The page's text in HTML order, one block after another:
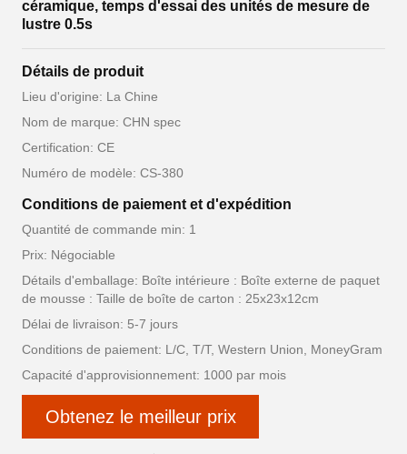
céramique, temps d'essai des unités de mesure de
lustre 0.5s
Détails de produit
Lieu d'origine: La Chine
Nom de marque: CHN spec
Certification: CE
Numéro de modèle: CS-380
Conditions de paiement et d'expédition
Quantité de commande min: 1
Prix: Négociable
Détails d'emballage: Boîte intérieure : Boîte externe de paquet
de mousse : Taille de boîte de carton : 25x23x12cm
Délai de livraison: 5-7 jours
Conditions de paiement: L/C, T/T, Western Union, MoneyGram
Capacité d'approvisionnement: 1000 par mois
Obtenez le meilleur prix